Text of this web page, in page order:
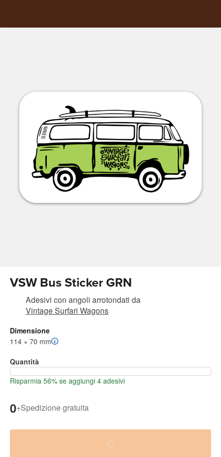
VSW Bus Sticker GRN
Adesivi con angoli arrotondati da
Vintage Surfari Wagons
Dimensione
114 × 70 mm
Quantità
Risparmia 56% se aggiungi 4 adesivi
0+Spedizione gratuita